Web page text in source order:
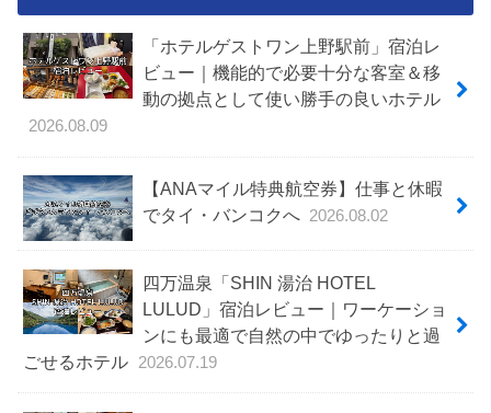
「ホテルゲストワン上野駅前」宿泊レ
ビュー｜機能的で必要十分な客室＆移
動の拠点として使い勝手の良いホテル
2026.08.09
【ANAマイル特典航空券】仕事と休暇
でタイ・バンコクへ 2026.08.02
四万温泉「SHIN 湯治 HOTEL
LULUD」宿泊レビュー｜ワーケーショ
ンにも最適で自然の中でゆったりと過
ごせるホテル
2026.07.19